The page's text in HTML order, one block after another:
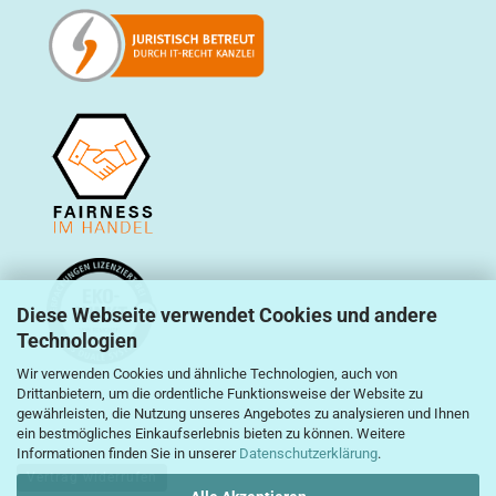
Diese Webseite verwendet Cookies und andere
Technologien
Wir verwenden Cookies und ähnliche Technologien, auch von
Drittanbietern, um die ordentliche Funktionsweise der Website zu
gewährleisten, die Nutzung unseres Angebotes zu analysieren und Ihnen
ein bestmögliches Einkaufserlebnis bieten zu können. Weitere
Informationen finden Sie in unserer Datenschutzerklärung.
Vertrag widerrufen